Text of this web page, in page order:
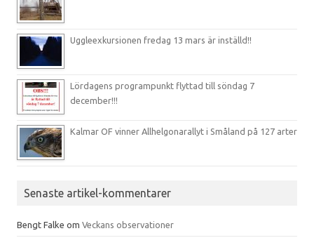
Uggleexkursionen fredag 13 mars är inställd!!
Lördagens programpunkt flyttad till söndag 7
december!!!
Kalmar OF vinner Allhelgonarallyt i Småland på 127 arter
Senaste artikel-kommentarer
Bengt Falke om Veckans observationer